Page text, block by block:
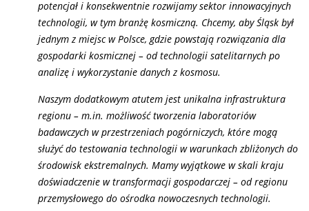
potencjał i konsekwentnie rozwijamy sektor innowacyjnych
technologii, w tym branżę kosmiczną. Chcemy, aby Śląsk był
jednym z miejsc w Polsce, gdzie powstają rozwiązania dla
gospodarki kosmicznej – od technologii satelitarnych po
analizę i wykorzystanie danych z kosmosu.
Naszym dodatkowym atutem jest unikalna infrastruktura
regionu – m.in. możliwość tworzenia laboratoriów
badawczych w przestrzeniach pogórniczych, które mogą
służyć do testowania technologii w warunkach zbliżonych do
środowisk ekstremalnych. Mamy wyjątkowe w skali kraju
doświadczenie w transformacji gospodarczej – od regionu
przemysłowego do ośrodka nowoczesnych technologii.